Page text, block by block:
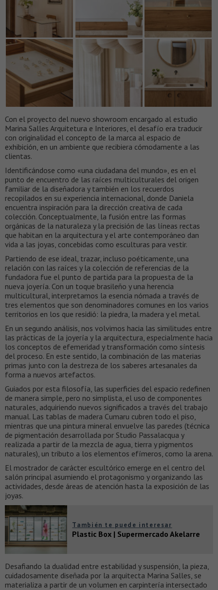
Con el proyecto del nuevo showroom encargado al estudio
Marina Salles Arquitetura e Interiores, el desafío era traducir
con originalidad el concepto de la marca al espacio de
exhibición, en un ambiente que recibiera cómodamente a las
clientas.
Identificándose como «una ciudadana del mundo», es en el
punto de encuentro de las raíces multiculturales del origen
familiar de la diseñadora y también en los recuerdos
recopilados en su experiencia internacional, donde Daniela
encuentra inspiración para la dirección creativa de cada
colección. Conceptualmente, la fusión entre las formas
orgánicas de la naturaleza y la precisión de las líneas rectas
que habitan en la arquitectura y el arte contemporáneo dan
vida a las joyas, concebidas como esculturas para vestir.
Partiendo de ese ideal, trazar, incluso poéticamente, una
relación con las raíces y la colección de referencias de la
fundadora fue el punto de partida para la propuesta de la
nueva joyería. Con un toque brasileño y una herencia
multicultural, interpretamos la esencia nómada a través de
tres elementos que son denominadores comunes en los varios
territorios en los que residió: la piedra, la madera y el metal.
En un segundo análisis, nos volvimos hacia las similitudes entre
las prácticas de la joyería y la arquitectura, especialmente hacia
los conceptos de efemeridad y transformación como síntesis
del proceso. En este sentido, la combinación de las materias
primas junto con la destreza de los saberes artesanales da
forma a nuevos artefactos.
Guiados por esta filosofía, las superficies del espacio redefinen
de manera simple, pero no simplista, el uso de componentes
naturales, adquiriendo nuevos significados a través del trabajo
manual. Las tablas de madera Cumaru cubren todo el piso,
mientras que una pintura mineral envuelve las paredes (técnica
de pigmentación desarrollada por Studio Passalacqua y
realizada a partir de la mezcla de agua, tierra y pigmentos
naturales), un tributo a los elementos efímeros, como la arena.
El mostrador de carácter escultórico emerge en el centro del
salón principal asumiendo el protagonismo y organizando las
actividades, desde áreas de atención hasta la exposición de las
joyas.
También te puede interesar
Plastic Box | Supermercado Akelarre
Desafiando la dualidad entre estabilidad y suspensión, la pieza,
cuidadosamente diseñada por la arquitecta Marina Salles, se
materializa a partir de un volumen en carpintería intersectado